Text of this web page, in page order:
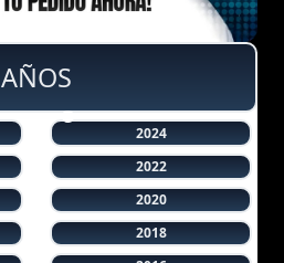
AÑOS
2024
2022
2020
2018